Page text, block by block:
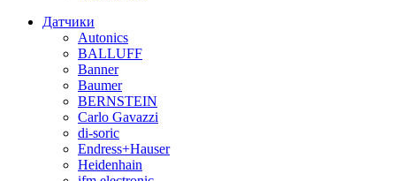
Датчики
Autonics
BALLUFF
Banner
Baumer
BERNSTEIN
Carlo Gavazzi
di-soric
Endress+Hauser
Heidenhain